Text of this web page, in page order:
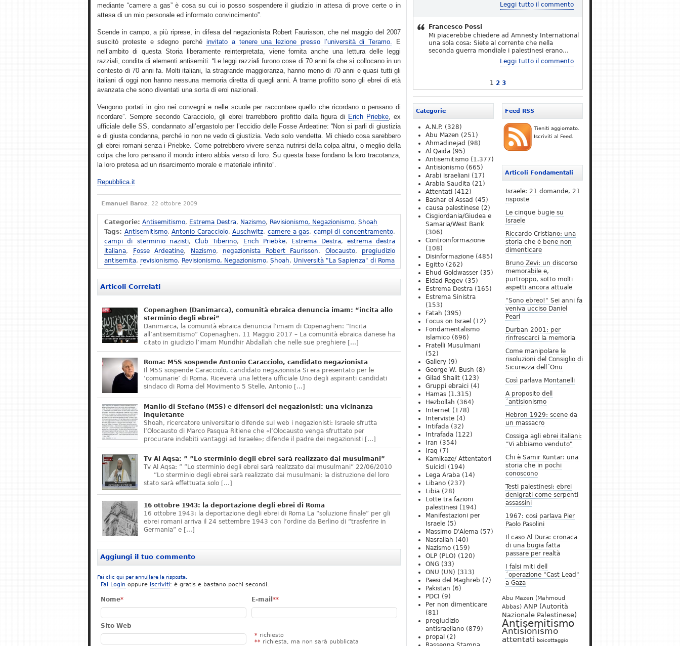
mediante “camere a gas” è cosa su cui io posso sospendere il giudizio in attesa di prove certe o in
attesa di un mio personale ed informato convincimento”.
Scende in campo, a più riprese, in difesa del negazionista Robert Faurisson, che nel maggio del 2007
suscitò proteste e sdegno perché invitato a tenere una lezione presso l’università di Teramo. E
nell’ambito di questa Storia liberamente reinterpretata, viene fornita anche una lettura delle leggi
razziali, condita di elementi antisemiti: “Le leggi razziali furono cose di 70 anni fa che si collocano in un
contesto di 70 anni fa. Molti italiani, la stragrande maggioranza, hanno meno di 70 anni e quasi tutti gli
italiani di oggi non hanno nessuna memoria diretta di quegli anni. A trarne profitto sono gli ebrei di età
avanzata che sono diventati una sorta di eroi nazionali.
Vengono portati in giro nei convegni e nelle scuole per raccontare quello che ricordano o pensano di
ricordare”. Sempre secondo Caracciolo, gli ebrei trarrebbero profitto dalla figura di Erich Priebke, ex
ufficiale delle SS, condannato all’ergastolo per l’eccidio delle Fosse Ardeatine: “Non si parli di giustizia
e di giusta condanna, perché io non ne vedo di giustizia. Vedo solo vendetta. Mi chiedo cosa sarebbero
gli ebrei romani senza i Priebke. Come potrebbero vivere senza nutrirsi della colpa altrui, o meglio della
colpa che loro pensano il mondo intero abbia verso di loro. Su questa base fondano la loro tracotanza,
la loro pretesa ad un risarcimento morale e materiale infinito”.
Repubblica.it
Emanuel Baroz, 22 ottobre 2009
Categorie: Antisemitismo, Estrema Destra, Nazismo, Revisionismo, Negazionismo, Shoah
Tags: Antisemitismo,Antonio Caracciolo,Auschwitz,camere a gas, campi di concentramento,
campi di sterminio nazisti,Club Tiberino, Erich Priebke, Estrema Destra, estrema destra
italiana, Fosse Ardeatine, Nazismo, negazionista Robert Faurisson, Olocausto, pregiudizio
antisemita, revisionismo, Revisionismo, Negazionismo, Shoah, Università "La Sapienza" di Roma
Articoli Correlati
Copenaghen (Danimarca), comunità ebraica denuncia imam: “incita allo
sterminio degli ebrei”
Danimarca, la comunità ebraica denuncia l’imam di Copenaghen: “Incita
all’antisemitismo” Copenaghen, 11 Maggio 2017 – La comunità ebraica danese ha
citato in giudizio l’imam Mundhir Abdallah che nelle sue preghiere […]
Roma: M5S sospende Antonio Caracciolo, candidato negazionista
Il M5S sospende Caracciolo, candidato negazionista Si era presentato per le
‘comunarie’ di Roma. Riceverà una lettera ufficiale Uno degli aspiranti candidati
sindaco di Roma del Movimento 5 Stelle, Antonio […]
Manlio di Stefano (M5S) e difensori dei negazionisti: una vicinanza
inquietante
Shoah, ricercatore universitario difende sul web i negazionisti: Israele sfrutta
l’Olocausto di Marco Pasqua Ritiene che «l’Olocausto venga sfruttato per
procurare indebiti vantaggi ad Israele»; difende il padre dei negazionisti […]
Tv Al Aqsa: ” ”Lo sterminio degli ebrei sarà realizzato dai musulmani”
Tv Al Aqsa: ” ”Lo sterminio degli ebrei sarà realizzato dai musulmani” 22/06/2010
”Lo sterminio degli ebrei sarà realizzato dai musulmani; la distruzione del loro
stato sarà effettuata solo […]
16 ottobre 1943: la deportazione degli ebrei di Roma
16 ottobre 1943: la deportazione degli ebrei di Roma La “soluzione finale” per gli
ebrei romani arriva il 24 settembre 1943 con l’ordine da Berlino di “trasferire in
Germania” e […]
Aggiungi il tuo commento
Fai clic qui per annullare la risposta.
Fai Login oppure Iscriviti: è gratis e bastano pochi secondi.
Nome* E-mail **
Sito Web
* richiesto
** richiesta, ma non sarà pubblicata
Leggi tutto il commento
Francesco Possi
Mi piacerebbe chiedere ad Amnesty International
una sola cosa: Siete al corrente che nella
seconda guerra mondiale i palestinesi erano…
Leggi tutto il commento
1 2 3
Feed RSS
Tieniti aggiornato.
Iscriviti al Feed.
Articoli Fondamentali
Israele: 21 domande, 21
risposte
Le cinque bugie su
Israele
Riccardo Cristiano: una
storia che è bene non
dimenticare
Bruno Zevi: un discorso
memorabile e,
purtroppo, sotto molti
aspetti ancora attuale
"Sono ebreo!" Sei anni fa
veniva ucciso Daniel
Pearl
Durban 2001: per
rinfrescarci la memoria
Come manipolare le
risoluzioni del Consiglio di
Sicurezza dell´Onu
Così parlava Montanelli
A proposito dell
´antisionismo
Hebron 1929: scene da
un massacro
Cossiga agli ebrei italiani:
"Vi abbiamo venduto"
Chi è Samir Kuntar: una
storia che in pochi
conoscono
Testi palestinesi: ebrei
denigrati come serpenti
assassini
1967: così parlava Pier
Paolo Pasolini
Il caso Al Dura: cronaca
di una bugia fatta
passare per realtà
I falsi miti dell
´operazione "Cast Lead"
a Gaza
Abu Mazen (Mahmoud
Abbas) ANP (Autorità
Nazionale Palestinese)
Antisemitismo
Antisionismo
attentati boicottaggio
Categorie
A.N.P. (328)
Abu Mazen (251)
Ahmadinejad (98)
Al Qaida (95)
Antisemitismo (1.377)
Antisionismo (665)
Arabi israeliani (17)
Arabia Saudita (21)
Attentati (412)
Bashar el Assad (45)
causa palestinese (2)
Cisgiordania/Giudea e
Samaria/West Bank
(306)
Controinformazione
(108)
Disinformazione (485)
Egitto (262)
Ehud Goldwasser (35)
Eldad Regev (35)
Estrema Destra (165)
Estrema Sinistra
(153)
Fatah (395)
Focus on Israel (12)
Fondamentalismo
islamico (696)
Fratelli Musulmani
(52)
Gallery (9)
George W. Bush (8)
Gilad Shalit (123)
Gruppi ebraici (4)
Hamas (1.315)
Hezbollah (364)
Internet (178)
Interviste (4)
Intifada (32)
Intrafada (122)
Iran (354)
Iraq (7)
Kamikaze/ Attentatori
Suicidi (194)
Lega Araba (14)
Libano (237)
Libia (28)
Lotte tra fazioni
palestinesi (194)
Manifestazioni per
Israele (5)
Massimo D'Alema (57)
Nasrallah (40)
Nazismo (159)
OLP (PLO) (120)
ONG (33)
ONU (UN) (313)
Paesi del Maghreb (7)
Pakistan (6)
PDCI
(9)
Per non dimenticare
(81)
pregiudizio
antisraeliano (879)
propal (2)